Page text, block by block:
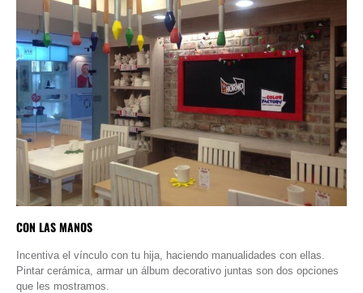
CON LAS MANOS
Incentiva el vínculo con tu hija, haciendo manualidades con ellas.
Pintar cerámica, armar un álbum decorativo juntas son dos opciones
que les mostramos.